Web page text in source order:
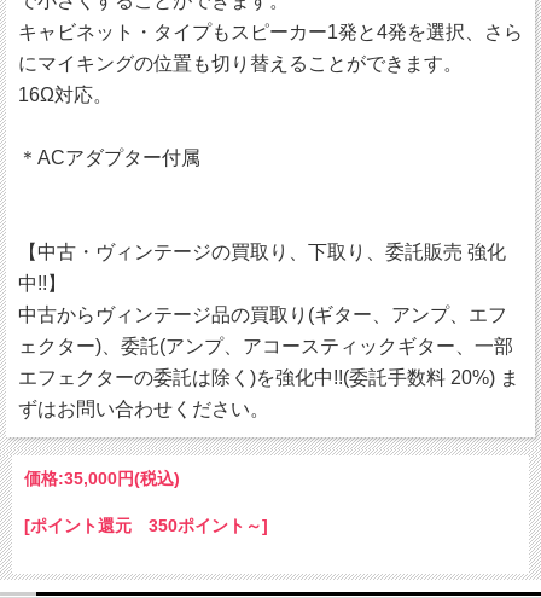
キャビネット・タイプもスピーカー1発と4発を選択、さら
にマイキングの位置も切り替えることができます。
16Ω対応。
＊ACアダプター付属
【中古・ヴィンテージの買取り、下取り、委託販売 強化
中!!】
中古からヴィンテージ品の買取り(ギター、アンプ、エフ
ェクター)、委託(アンプ、アコースティックギター、一部
エフェクターの委託は除く)を強化中!!(委託手数料 20%) ま
ずはお問い合わせください。
価格:35,000円(税込)
[ポイント還元 350ポイント～]